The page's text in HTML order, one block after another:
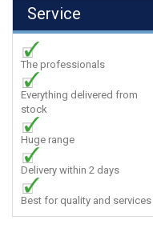
Service
The professionals
Everything delivered from
stock
Huge range
Delivery within 2 days
Best for quality and services